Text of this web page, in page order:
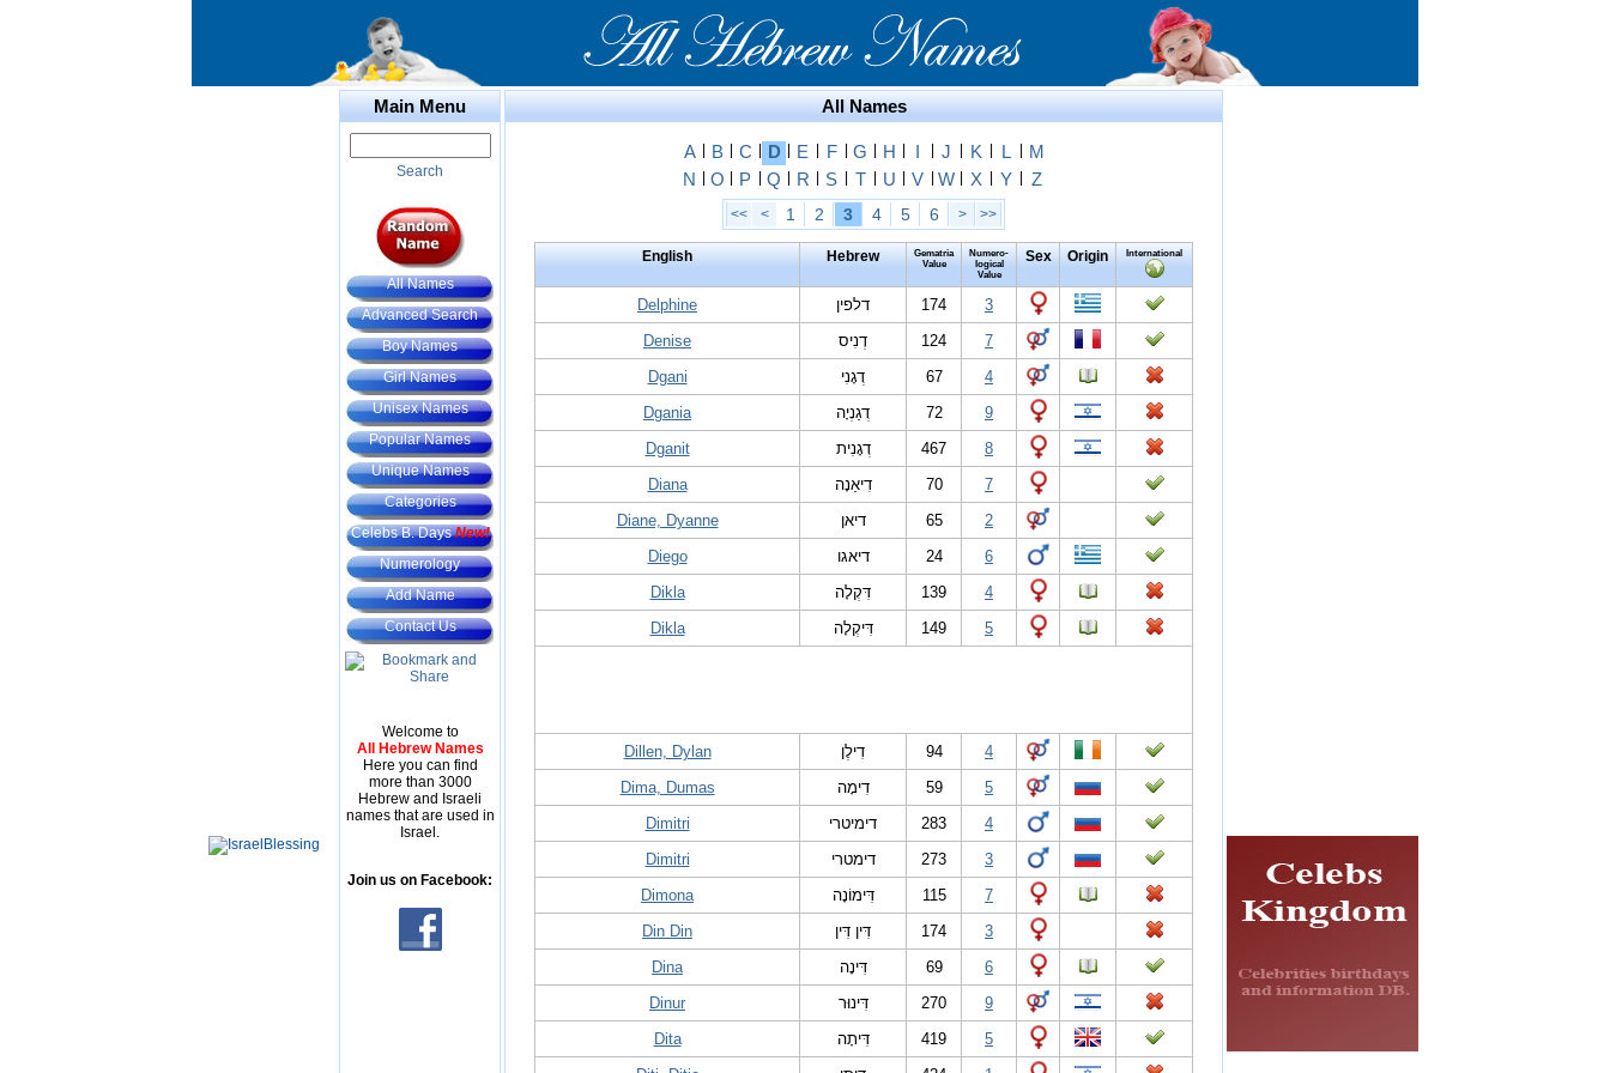
Main Menu
Search
All Names
Advanced Search
Boy Names
Girl Names
Unisex Names
Popular Names
Unique Names
Categories
Celebs B. DaysNew!
Numerology
Add Name
Contact Us
Welcome to
All Hebrew Names
Here you can find
more than 3000
Hebrew and Israeli
names that are used in
Israel.
Join us on Facebook:
All Names
A B C D E F G H I J K L
M
N
O P Q R S T U V W X Y Z
<< < 1 2 3 4 5 6 > >>
English Hebrew
Gematria
Value
Numero-
logical
Value
Sex Origin International
Delphine דלפין 174
3
Denise
דְנִיס 124
7
Dgani
דְגָנִי 67
4
Dgania
דְגַנְיָה 72
9
Dganit
דְגָנִית 467
8
Diana
דִיאַנָה 70
7
Diane, Dyanne
דיאן 65
2
Diego
דיאגו 24
6
Dikla
דִּקְלָה 139
4
Dikla
דִּיקְלָה 149 5
Dillen, Dylan דִילֶן 94
4
Dima, Dumas
דִימָה 59
5
Dimitri
דימיטרי 283
4
Dimitri
דימטרי 273
3
Dimona
דִּימוֹנָה 115
7
Din Din
דִּין דִּין 174
3
Dina
דִּינָה 69
6
Dinur
דִּינוּר 270
9
Dita
דִּיתָה 419
5